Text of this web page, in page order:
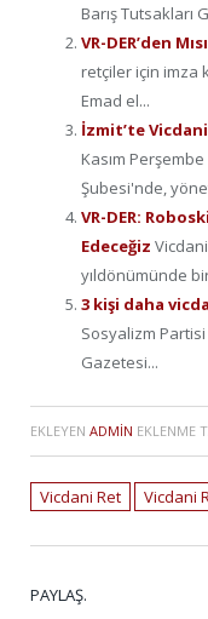
Barış Tutsakları
VR-DER’den
retçiler için imza
Emad el...
İzmit’te
Kasım
Şubesi'nde,
VR-DER:
Edeceğiz
yıldönümünde
3 kişi daha
Sosyalizm
Gazetesi...
EKLEYEN ADMIN EKLENME
Vicdani Ret Vicdani
PAYLAŞ.